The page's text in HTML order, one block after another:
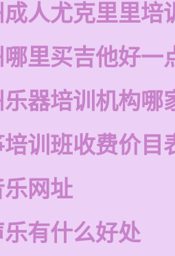
人尤克里里培
里买吉他好一
器培训机构哪
培训班收费价目
乐网址
乐有什么好处